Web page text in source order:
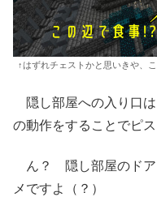
↑はずれチェストかと思いきや、
隠し部屋への入り口
の動作をすることでピ
ん？ 隠し部屋のド
メですよ（？）